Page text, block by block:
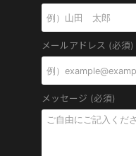
メールアドレス (必須)
メッセージ (必須)